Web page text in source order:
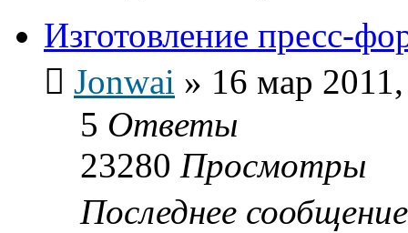
Изготовление пресс-
Jonwai » 16 мар
5 Ответы
23280 Просмотры
Последнее